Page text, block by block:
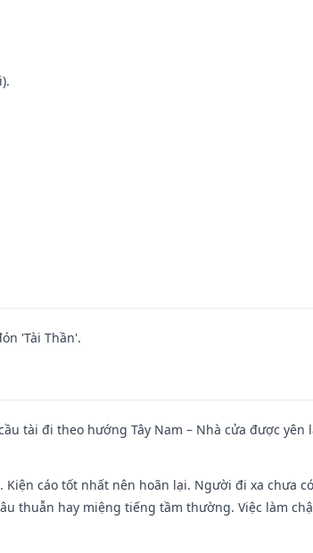
'Tài Thần'.
tài đi theo hướng Tây Nam – Nhà cửa được yên
cáo tốt nhất nên hoãn lại. Người đi xa chưa
thuẫn hay miệng tiếng tầm thường. Việc làm